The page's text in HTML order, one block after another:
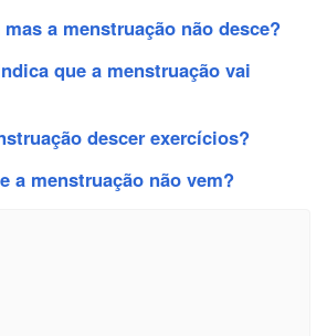
a menstruação não desce?
que a menstruação vai
descer exercícios?
a menstruação não vem?